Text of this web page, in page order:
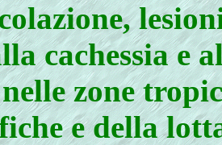
cachessia e
zone
e della